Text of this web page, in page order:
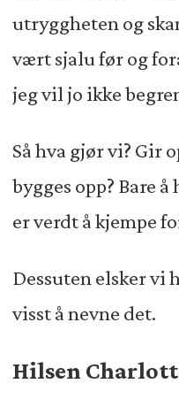
utryggheten og
vært sjalu før og
jeg vil jo ikke
Så hva gjør vi? Gir
bygges opp? Bare
er verdt å kjempe
Dessuten elsker vi
visst å nevne det.
Hilsen